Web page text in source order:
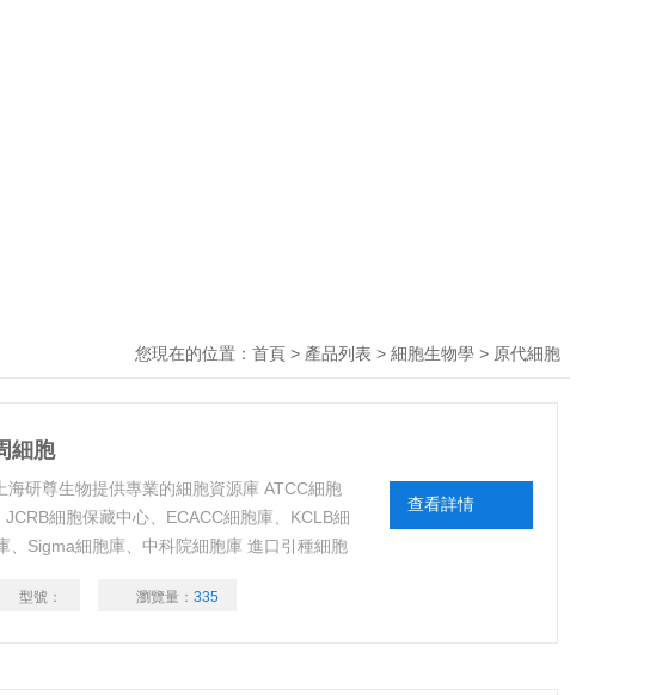
您現在的位置： 首頁 > 產品列表 > 細胞生物學 > 原代細胞
細胞
海研尊生物提供專業的細胞資源庫 ATCC細胞
細胞保藏中心、ECACC細胞庫、KCLB細
、Sigma細胞庫、中科院細胞庫 進口引種細胞
型號： 瀏覽量： 335
查看詳情